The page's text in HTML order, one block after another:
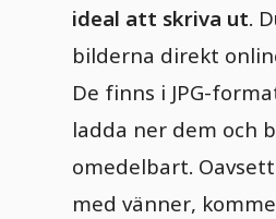
ideal att skriva ut.
bilderna direkt
De finns i JPG-
ladda ner dem och
omedelbart.
med vänner,